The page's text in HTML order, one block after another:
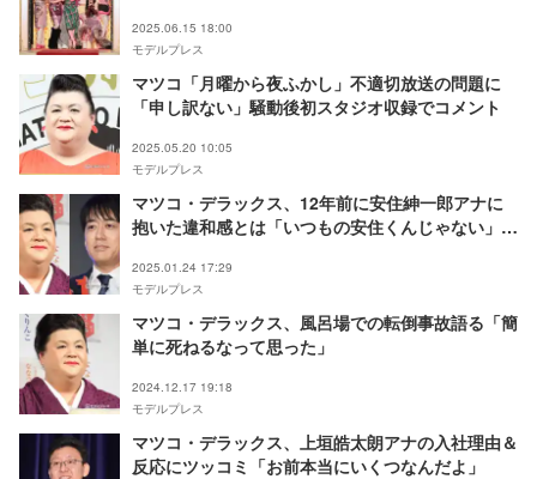
2025.06.15 18:00
モデルプレス
マツコ「月曜から夜ふかし」不適切放送の問題に
「申し訳ない」騒動後初スタジオ収録でコメント
2025.05.20 10:05
モデルプレス
マツコ・デラックス、12年前に安住紳一郎アナに
抱いた違和感とは「いつもの安住くんじゃない」当
2025.01.24 17:29
モデルプレス
マツコ・デラックス、風呂場での転倒事故語る「簡
単に死ねるなって思った」
2024.12.17 19:18
モデルプレス
マツコ・デラックス、上垣皓太朗アナの入社理由＆
反応にツッコミ「お前本当にいくつなんだよ」